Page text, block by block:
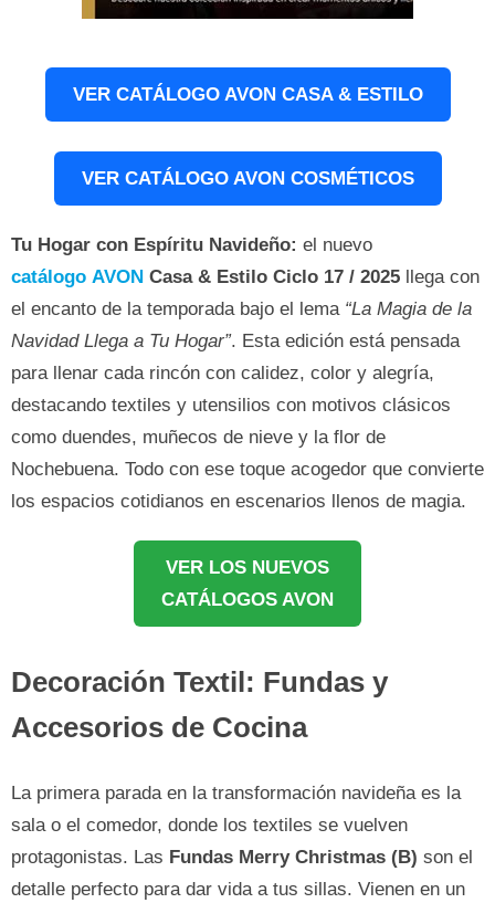
VER CATÁLOGO AVON CASA & ESTILO
VER CATÁLOGO AVON COSMÉTICOS
Tu Hogar con Espíritu Navideño: el nuevo
catálogo AVON Casa & Estilo Ciclo 17 / 2025 llega con
el encanto de la temporada bajo el lema “La Magia de la
Navidad Llega a Tu Hogar”. Esta edición está pensada
para llenar cada rincón con calidez, color y alegría,
destacando textiles y utensilios con motivos clásicos
como duendes, muñecos de nieve y la flor de
Nochebuena. Todo con ese toque acogedor que convierte
los espacios cotidianos en escenarios llenos de magia.
VER LOS NUEVOS
CATÁLOGOS AVON
Decoración Textil: Fundas y
Accesorios de Cocina
La primera parada en la transformación navideña es la
sala o el comedor, donde los textiles se vuelven
protagonistas. Las Fundas Merry Christmas (B) son el
detalle perfecto para dar vida a tus sillas. Vienen en un